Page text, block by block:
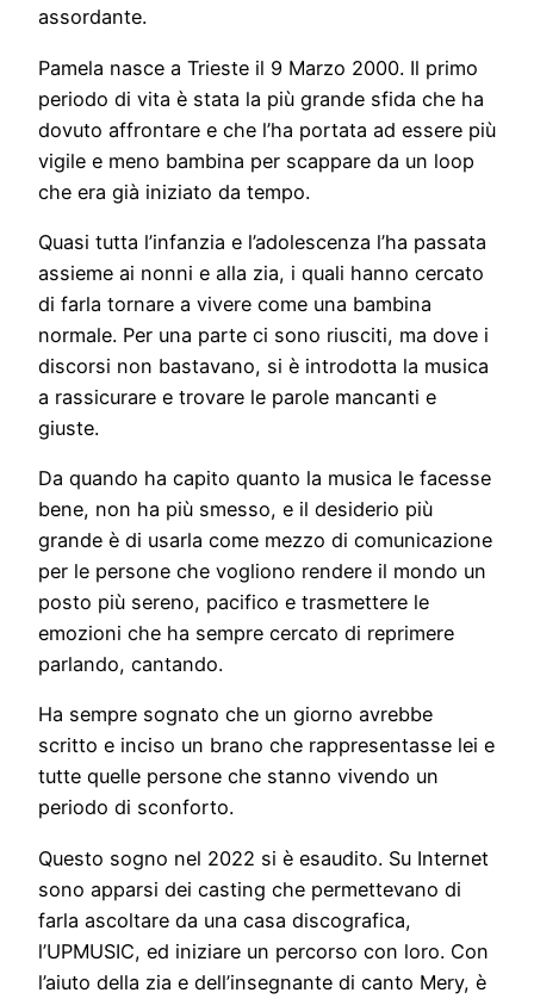
assordante.
Pamela nasce a Trieste il 9 Marzo 2000. Il primo
periodo di vita è stata la più grande sfida che ha
dovuto affrontare e che l’ha portata ad essere più
vigile e meno bambina per scappare da un loop
che era già iniziato da tempo.
Quasi tutta l’infanzia e l’adolescenza l’ha passata
assieme ai nonni e alla zia, i quali hanno cercato
di farla tornare a vivere come una bambina
normale. Per una parte ci sono riusciti, ma dove i
discorsi non bastavano, si è introdotta la musica
a rassicurare e trovare le parole mancanti e
giuste.
Da quando ha capito quanto la musica le facesse
bene, non ha più smesso, e il desiderio più
grande è di usarla come mezzo di comunicazione
per le persone che vogliono rendere il mondo un
posto più sereno, pacifico e trasmettere le
emozioni che ha sempre cercato di reprimere
parlando, cantando.
Ha sempre sognato che un giorno avrebbe
scritto e inciso un brano che rappresentasse lei e
tutte quelle persone che stanno vivendo un
periodo di sconforto.
Questo sogno nel 2022 si è esaudito. Su Internet
sono apparsi dei casting che permettevano di
farla ascoltare da una casa discografica,
l’UPMUSIC, ed iniziare un percorso con loro. Con
l’aiuto della zia e dell’insegnante di canto Mery, è